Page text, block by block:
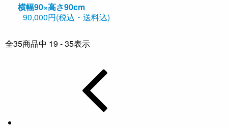
横幅90×高さ90cm
90,000円(税込・送料込)
全35商品中 19 - 35表示